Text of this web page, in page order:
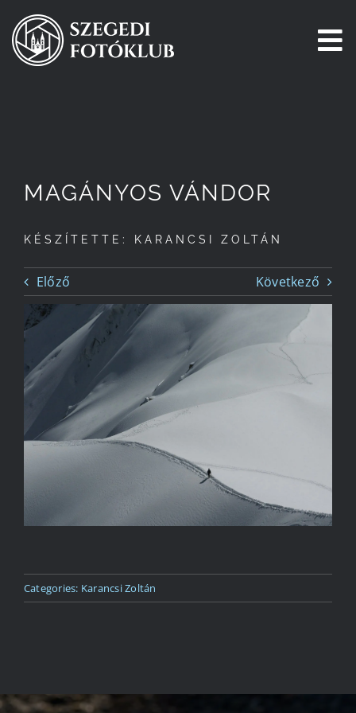
Kihagyás
Pályázatok
Tagjaink
Csatlakozz!
Történetünk
Kapcsolat
MAGÁNYOS VÁNDOR
KÉSZÍTETTE: KARANCSI ZOLTÁN
Előző Következő
Categories: Karancsi Zoltán